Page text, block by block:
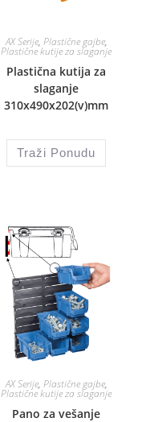
AX Serije, Plastične gajbe,
Plastične kutije za slaganje
Plastična kutija za
slaganje
310x490x202(v)mm
Traži Ponudu
AX Serije, Plastične gajbe,
Plastične kutije za slaganje
Pano za vešanje